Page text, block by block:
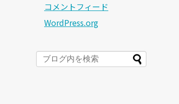
コメントフィード
WordPress.org